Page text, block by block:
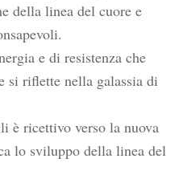
della linea del cuore e
e di resistenza che
si riflette nella galassia di
è ricettivo verso la nuova
lo sviluppo della linea del